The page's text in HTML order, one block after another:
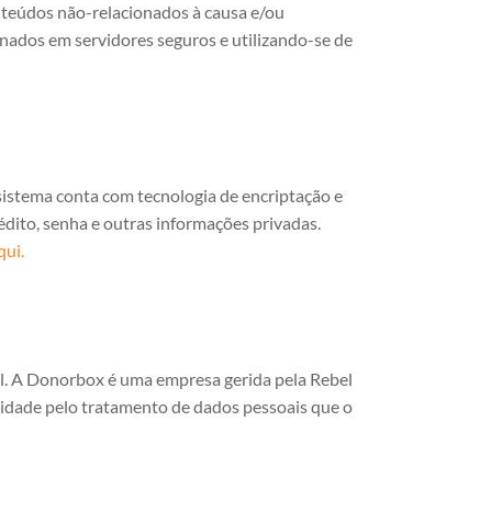
não-relacionados à causa e/ou
em servidores seguros e utilizando-se de
conta com tecnologia de encriptação e
senha e outras informações privadas.
Donorbox é uma empresa gerida pela Rebel
pelo tratamento de dados pessoais que o